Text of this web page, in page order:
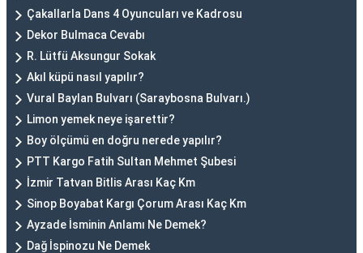
Çakallarla Dans 4 Oyuncuları ve Kadrosu
Dekor Bulmaca Cevabı
R. Lütfü Aksungur Sokak
Akıl küpü nasıl yapılır?
Vural Baylan Bulvarı (Saraybosna Bulvarı.)
Limon yemek neye işarettir?
Boy ölçümü en doğru nerede yapılır?
PTT Kargo Fatih Sultan Mehmet Şubesi
İzmir Tatvan Bitlis Arası Kaç Km
Sinop Boyabat Kargı Çorum Arası Kaç Km
Ayzade İsminin Anlamı Ne Demek?
Dağ İspinozu Ne Demek